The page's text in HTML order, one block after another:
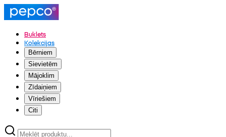
Buklets
Kolekcijas
Bērniem
Sievietēm
Mājoklim
Zīdaiņiem
Vīriešiem
Citi